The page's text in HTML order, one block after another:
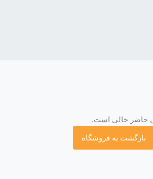
حاضر خالی است.
بازگشت به فروشگاه